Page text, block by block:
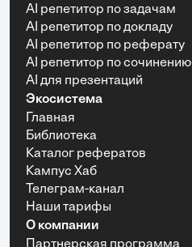
AI репетитор по задачам
AI репетитор по докладу
AI репетитор по реферату
AI репетитор по сочинению
AI для презентаций
Экосистема
Главная
Библиотека
Каталог рефератов
Кампус Хаб
Телеграм-канал
Наши тарифы
О компании